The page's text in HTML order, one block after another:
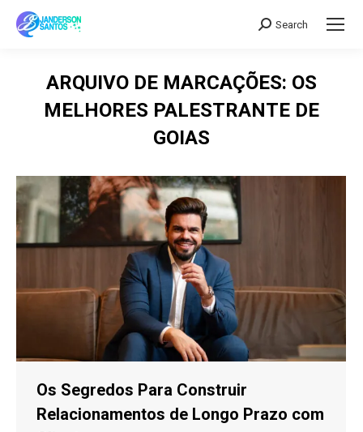
Search:
Search
ARQUIVO DE MARCAÇÕES: OS
MELHORES PALESTRANTE DE
GOIAS
Os Segredos Para Construir
Relacionamentos de Longo Prazo com